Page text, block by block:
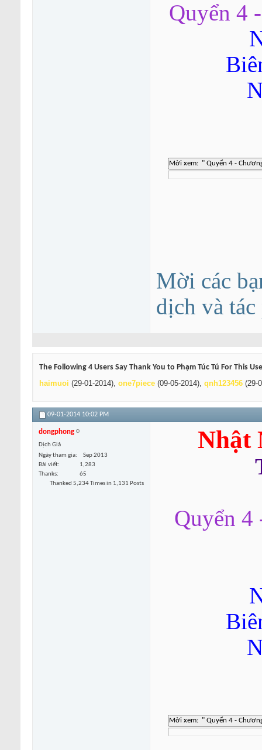
Quyển 4
Mời các
dịch và
The Following 4 Users Say Thank You to Phạm Túc Tú For This
haimuoi (29-01-2014), one7piece (09-05-2014), qnh123456 (29-
09-01-2014 10:02 PM
dongphong
Dịch Giả
Ngày tham gia
Sep 2013
Bài viết
1,283
Thanks
65
Thanked 5,234 Times in 1,131 Posts
Nhật
Quyển 4